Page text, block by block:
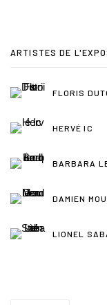
ARTISTES DE
FLORIS
HERVÉ IC
BARBARA
DAMIEN
LIONEL